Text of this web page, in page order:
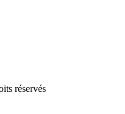
réservés